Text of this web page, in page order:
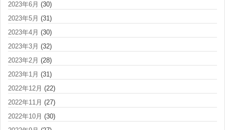
2023年6月 (30)
2023年5月 (31)
2023年4月 (30)
2023年3月 (32)
2023年2月 (28)
2023年1月 (31)
2022年12月 (22)
2022年11月 (27)
2022年10月 (30)